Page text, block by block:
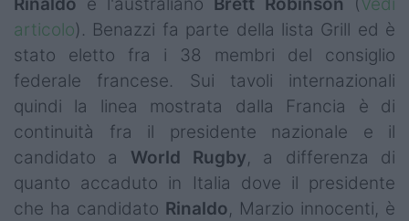
Rinaldo e l'australiano Brett Robinson (Vedi
articolo). Benazzi fa parte della lista Grill ed è
stato eletto fra i 38 membri del consiglio
federale francese. Sui tavoli internazionali
quindi la linea mostrata dalla Francia è di
continuità fra il presidente nazionale e il
candidato a World Rugby, a differenza di
quanto accaduto in Italia dove il presidente
che ha candidato Rinaldo, Marzio innocenti, è